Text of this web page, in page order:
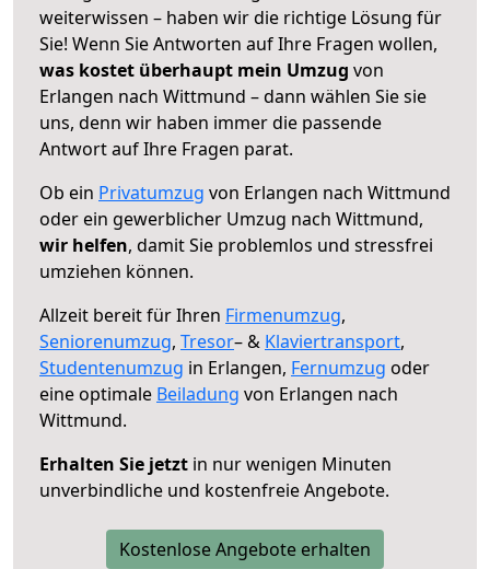
weiterwissen – haben wir die richtige Lösung für
Sie! Wenn Sie Antworten auf Ihre Fragen wollen,
was kostet überhaupt mein Umzug von
Erlangen nach Wittmund – dann wählen Sie sie
uns, denn wir haben immer die passende
Antwort auf Ihre Fragen parat.
Ob ein Privatumzug von Erlangen nach Wittmund
oder ein gewerblicher Umzug nach Wittmund,
wir helfen, damit Sie problemlos und stressfrei
umziehen können.
Allzeit bereit für Ihren Firmenumzug,
Seniorenumzug, Tresor– & Klaviertransport,
Studentenumzug in Erlangen, Fernumzug oder
eine optimale Beiladung von Erlangen nach
Wittmund.
Erhalten Sie jetzt in nur wenigen Minuten
unverbindliche und kostenfreie Angebote.
Kostenlose Angebote erhalten